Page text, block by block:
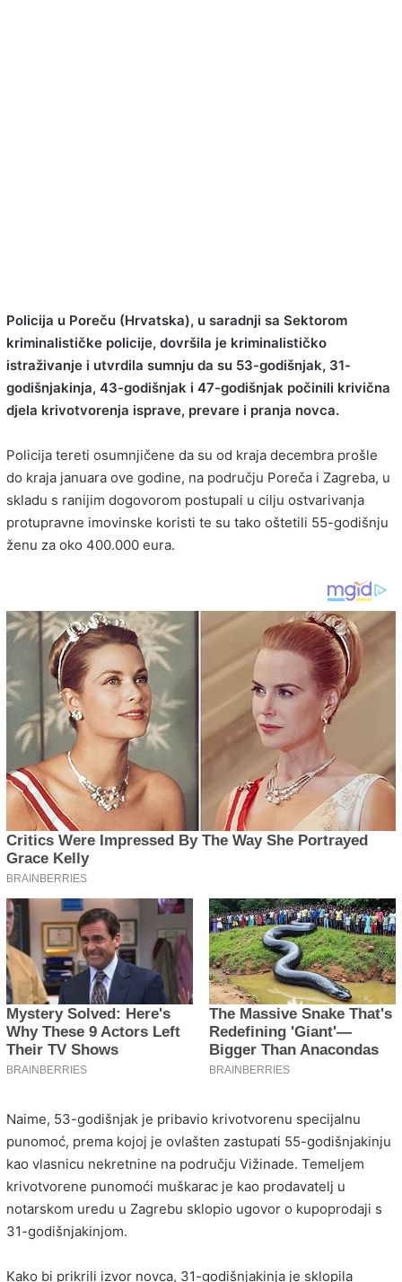
Policija u Poreču (Hrvatska), u saradnji sa Sektorom
kriminalističke policije, dovršila je kriminalističko
istraživanje i utvrdila sumnju da su 53-godišnjak, 31-
godišnjakinja, 43-godišnjak i 47-godišnjak počinili krivična
djela krivotvorenja isprave, prevare i pranja novca.
Policija tereti osumnjičene da su od kraja decembra prošle
do kraja januara ove godine, na području Poreča i Zagreba, u
skladu s ranijim dogovorom postupali u cilju ostvarivanja
protupravne imovinske koristi te su tako oštetili 55-godišnju
ženu za oko 400.000 eura.
Naime, 53-godišnjak je pribavio krivotvorenu specijalnu
punomoć, prema kojoj je ovlašten zastupati 55-godišnjakinju
kao vlasnicu nekretnine na području Vižinade. Temeljem
krivotvorene punomoći muškarac je kao prodavatelj u
notarskom uredu u Zagrebu sklopio ugovor o kupoprodaji s
31-godišnjakinjom.
Kako bi prikrili izvor novca, 31-godišnjakinja je sklopila